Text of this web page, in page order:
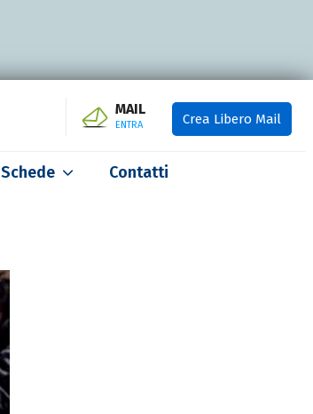
MAIL
ENTRA Crea Libero Mail
Schede Contatti